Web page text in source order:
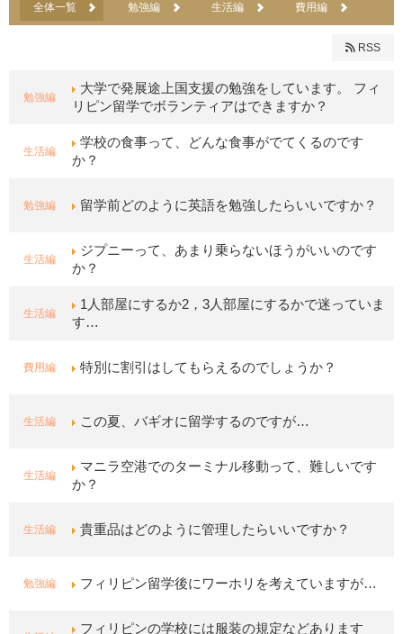
全体一覧 勉強編 生活編 費用編
RSS
勉強編
大学で発展途上国支援の勉強をしています。 フィ
リピン留学でボランティアはできますか？
生活編
学校の食事って、どんな食事がでてくるのです
か？
勉強編 留学前どのように英語を勉強したらいいですか？
生活編
ジプニーって、あまり乗らないほうがいいのです
か？
生活編
1人部屋にするか2，3人部屋にするかで迷っていま
す…
費用編 特別に割引はしてもらえるのでしょうか？
生活編 この夏、バギオに留学するのですが…
生活編
マニラ空港でのターミナル移動って、難しいです
か？
生活編 貴重品はどのように管理したらいいですか？
勉強編 フィリピン留学後にワーホリを考えていますが…
フィリピンの学校には服装の規定などあります